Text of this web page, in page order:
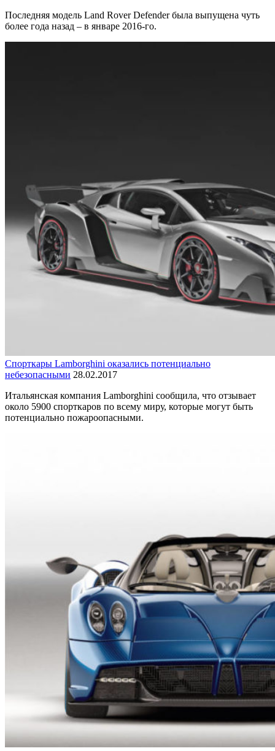
Последняя модель Land Rover Defender была выпущена чуть
более года назад – в январе 2016-го.
Спорткары Lamborghini оказались потенциально
небезопасными 28.02.2017
Итальянская компания Lamborghini сообщила, что отзывает
около 5900 спорткаров по всему миру, которые могут быть
потенциально пожароопасными.